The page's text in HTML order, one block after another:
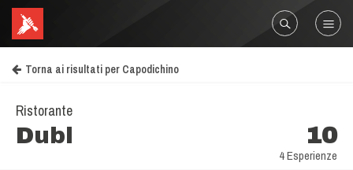
Torna ai risultati per Capodichino
Ristorante
Dubl 10
4 Esperienze